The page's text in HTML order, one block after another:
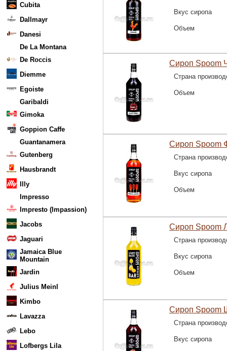
Cubita
Dallmayr
Danesi
De La Montana
De Roccis
Diemme
Egoiste
Garibaldi
Gimoka
Goppion Caffe
Guantanamera
Gutenberg
Hausbrandt
Illy
Impresso
Impresto (Impassion)
Jacobs
Jaguari
Jamaica Blue
Mountain
Jardin
Julius Meinl
Kimbo
Lavazza
Lebo
Lofbergs Lila
Вкус сиропа
Объем
Сироп Spoom
Страна
Объем
Сироп Spoom
Страна
Вкус сиропа
Объем
Сироп Spoom
Страна
Вкус сиропа
Объем
Сироп Spoom
Страна
Вкус сиропа